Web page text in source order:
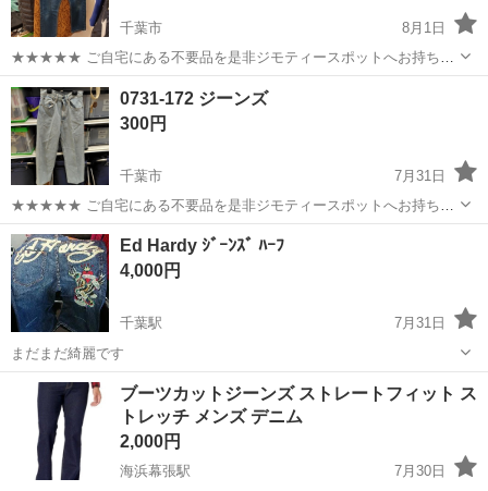
千葉市
8月1日
★★★★★ ご自宅にある不要品を是非ジモティースポットへお持ち込
みしませんか？ 家電、趣味・スポーツ・レジャー用品、こども用品、
衣料服飾品、生活雑貨、家具、本、CD・DVDなどが無料でまとめて持
ち込めます！ ※詳細はこ...
千葉 千葉市
0731-172 ジーンズ
300円
千葉市
7月31日
★★★★★ ご自宅にある不要品を是非ジモティースポットへお持ち込
みしませんか？ 家電、趣味・スポーツ・レジャー用品、こども用品、
衣料服飾品、生活雑貨、家具、本、CD・DVDなどが無料でまとめて持
ち込めます！ ※詳細はこ...
千葉 千葉市 ジーンズ/デニム
Ed Hardy ｼﾞｰﾝｽﾞ ﾊｰﾌ
4,000円
千葉駅
7月31日
まだまだ綺麗です
千葉 千葉市 ジーンズ/デニム Ed Hardy
ブーツカットジーンズ ストレートフィット ス
トレッチ メンズ デニム
2,000円
海浜幕張駅
7月30日